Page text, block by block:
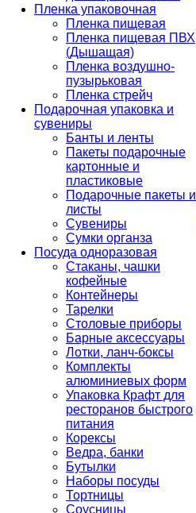
Пленка упаковочная
Пленка пищевая
Пленка пищевая ПВХ
(Дышащая)
Пленка воздушно-
пузырьковая
Пленка стрейч
Подарочная упаковка и
сувениры
Банты и ленты
Пакеты подарочные
картонные и
пластиковые
Подарочные пакеты и
листы
Сувениры
Сумки органза
Посуда одноразовая
Стаканы, чашки
кофейные
Контейнеры
Тарелки
Столовые приборы
Барные аксессуары
Лотки, ланч-боксы
Комплекты
алюминиевых форм
Упаковка Крафт для
ресторанов быстрого
питания
Корексы
Ведра, банки
Бутылки
Наборы посуды
Тортницы
Соусницы